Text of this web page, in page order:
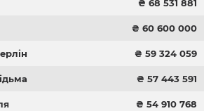
₴ 68 531 881
₴ 60 600 000
₴ 59 324 059
₴ 57 443 591
₴ 54 910 768